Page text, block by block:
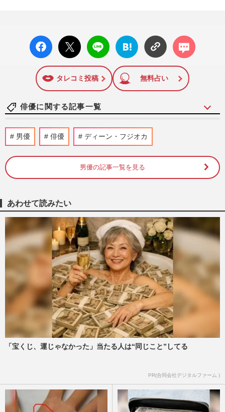
facebo
ok い
X ポス
ト
LINE
はてな
ブック
に追加
コメン
ト
タレコミ投稿 無料占い
俳優に関する記事一覧
を乗り越え再始動！新作で描くエピソード
週刊女性2026年8月18日・25日号 2026/8/4
人気作ランキング、48作品から選ばれた栄
えある1位と評論家イチ推…
週刊女性2026年8月18日・25日号
阿部寛、超シンプルな「レトロ感」満載ホ
ームページがついに“進化”で「時代が終わ
った」トレンド入りの大…
『週刊女性』編集部 2026/8/3
阿部寛、連日の『VIVANT』PRが高視聴率
に直結も「激ヤセしてない？」心配され
る“げっそり頬ライン”の衝撃…
週刊女性PRIME
映画『秒速5センチメートル』主演の
ロから評価される「普通っぽい役…
週刊女性2025年11月11日・18日号 2026/7/30
男優 俳優 ディーン・フジオカ
男優の記事一覧を見る
あわせて読みたい
「宝くじ、運じゃなかった」当たる人は“同じこと”してる
PR(合同会社デジタルファーム )